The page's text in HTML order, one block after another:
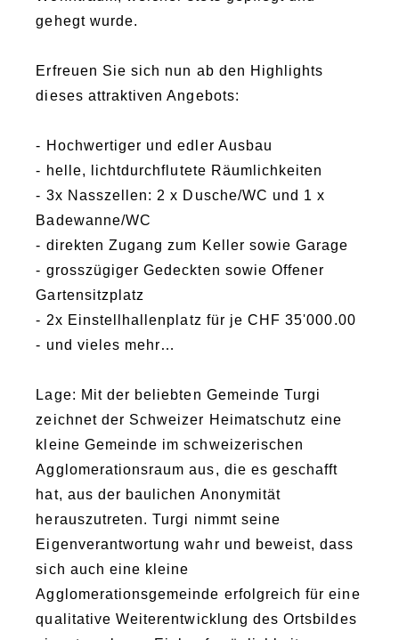
gehegt wurde.
Erfreuen Sie sich nun ab den Highlights
dieses attraktiven Angebots:
- Hochwertiger und edler Ausbau
- helle, lichtdurchflutete Räumlichkeiten
- 3x Nasszellen: 2 x Dusche/WC und 1 x
Badewanne/WC
- direkten Zugang zum Keller sowie Garage
- grosszügiger Gedeckten sowie Offener
Gartensitzplatz
- 2x Einstellhallenplatz für je CHF 35'000.00
- und vieles mehr…
Lage: Mit der beliebten Gemeinde Turgi
zeichnet der Schweizer Heimatschutz eine
kleine Gemeinde im schweizerischen
Agglomerationsraum aus, die es geschafft
hat, aus der baulichen Anonymität
herauszutreten. Turgi nimmt seine
Eigenverantwortung wahr und beweist, dass
sich auch eine kleine
Agglomerationsgemeinde erfolgreich für eine
qualitative Weiterentwicklung des Ortsbildes